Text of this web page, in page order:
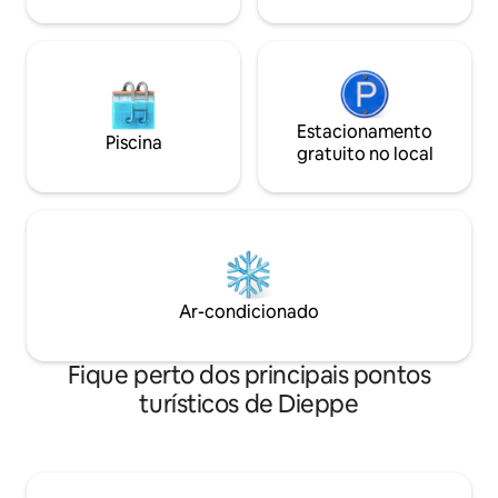
região.
Piscina
Estacionamento
gratuito no local
Ar-condicionado
Fique perto dos principais pontos
turísticos de Dieppe